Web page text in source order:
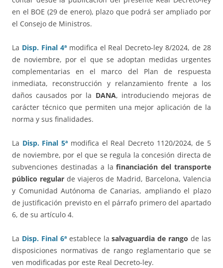
en el BOE (29 de enero), plazo que podrá ser ampliado por
el Consejo de Ministros.
La Disp. Final 4ª modifica el Real Decreto-ley 8/2024, de 28
de noviembre, por el que se adoptan medidas urgentes
complementarias en el marco del Plan de respuesta
inmediata, reconstrucción y relanzamiento frente a los
daños causados por la DANA, introduciendo mejoras de
carácter técnico que permiten una mejor aplicación de la
norma y sus finalidades.
La Disp. Final 5ª modifica el Real Decreto 1120/2024, de 5
de noviembre, por el que se regula la concesión directa de
subvenciones destinadas a lafinanciación del transporte
público regularde viajeros de Madrid, Barcelona, Valencia
y Comunidad Autónoma de Canarias, ampliando el plazo
de justificación previsto en el párrafo primero del apartado
6, de su artículo 4.
La Disp. Final 6ªestablece lasalvaguardia de rango de las
disposiciones normativas de rango reglamentario que se
ven modificadas por este Real Decreto-ley.